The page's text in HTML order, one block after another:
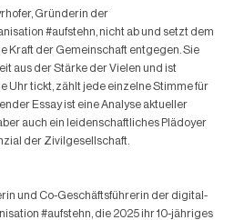
Gründerin der
#aufstehn, nicht ab und setzt dem
Kraft der Gemeinschaft entgegen. Sie
aus der Stärke der Vielen und ist
Uhr tickt, zählt jede einzelne Stimme für
Essay ist eine Analyse aktueller
auch ein leidenschaftliches Plädoyer
der Zivilgesellschaft.
und Co-Geschäftsführerin der digital-
#aufstehn, die 2025 ihr 10-jähriges